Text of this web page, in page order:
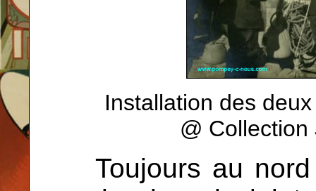
Installation des
@
Toujours au